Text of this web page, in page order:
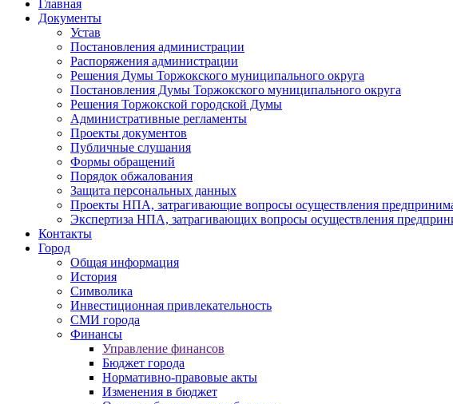
Главная
Документы
Устав
Постановления администрации
Распоряжения администрации
Решения Думы Торжокского муниципального округа
Постановления Думы Торжокского муниципального округа
Решения Торжокской городской Думы
Административные регламенты
Проекты документов
Публичные слушания
Формы обращений
Порядок обжалования
Защита персональных данных
Проекты НПА, затрагивающие вопросы осуществления
Экспертиза НПА, затрагивающих вопросы осуществления
Контакты
Город
Общая информация
История
Символика
Инвестиционная привлекательность
СМИ города
Финансы
Управление финансов
Бюджет города
Нормативно-правовые акты
Изменения в бюджет